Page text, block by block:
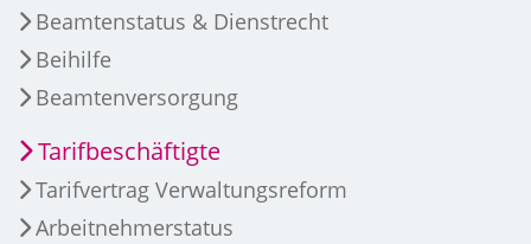
Beamtenstatus & Dienstrecht
Beihilfe
Beamtenversorgung
Tarifbeschäftigte
Tarifvertrag Verwaltungsreform
Arbeitnehmerstatus